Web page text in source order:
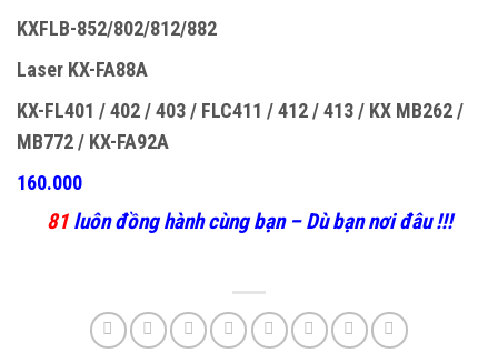
KXFLB-852/802/812/882
Laser KX-FA88A
KX-FL401 / 402 / 403 / FLC411 / 412 / 413 / KX MB262 /
MB772 / KX-FA92A
160.000
81luôn đồng hành cùng bạn – Dù bạn nơi đâu !!!